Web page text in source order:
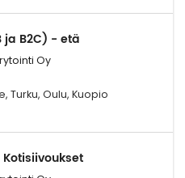
ja B2C) - etä
Oy
Turku, Oulu, Kuopio